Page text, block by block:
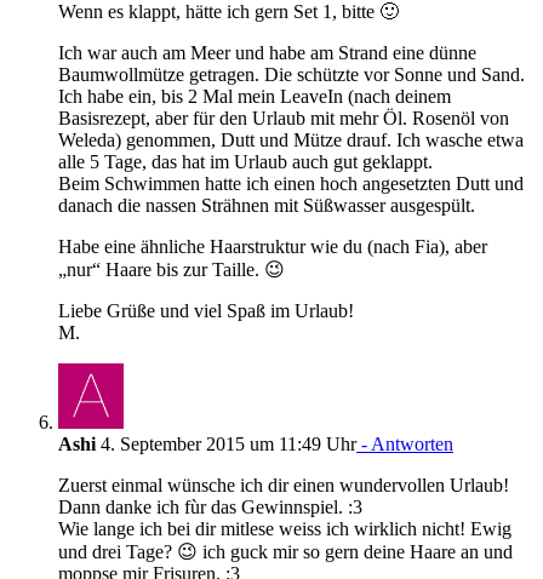
Wenn es klappt, hätte ich gern Set 1, bitte 🙂
Ich war auch am Meer und habe am Strand eine dünne
Baumwollmütze getragen. Die schützte vor Sonne und Sand.
Ich habe ein, bis 2 Mal mein LeaveIn (nach deinem
Basisrezept, aber für den Urlaub mit mehr Öl. Rosenöl von
Weleda) genommen, Dutt und Mütze drauf. Ich wasche etwa
alle 5 Tage, das hat im Urlaub auch gut geklappt.
Beim Schwimmen hatte ich einen hoch angesetzten Dutt und
danach die nassen Strähnen mit Süßwasser ausgespült.
Habe eine ähnliche Haarstruktur wie du (nach Fia), aber
„nur“ Haare bis zur Taille. 😉
Liebe Grüße und viel Spaß im Urlaub!
M.
Ashi4. September 2015 um 11:49 Uhr- Antworten
Zuerst einmal wünsche ich dir einen wundervollen Urlaub!
Dann danke ich fùr das Gewinnspiel. :3
Wie lange ich bei dir mitlese weiss ich wirklich nicht! Ewig
und drei Tage? 😉 ich guck mir so gern deine Haare an und
moppse mir Frisuren. :3